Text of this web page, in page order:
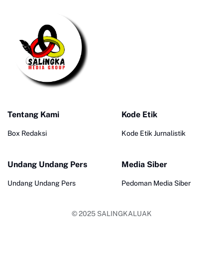
Tentang Kami
Box Redaksi
Kode Etik
Kode Etik Jurnalistik
Undang Undang Pers
Undang Undang Pers
Media Siber
Pedoman Media Siber
© 2025 SALINGKALUAK